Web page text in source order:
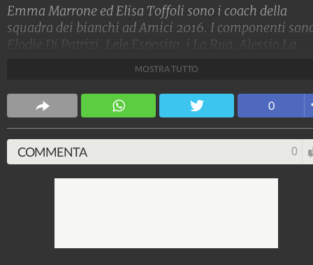
Emma Marrone ed Elisa Toffoli sono i coach della
squadra dei bianchi ad Amici 2016. I componenti
Elodie Di Patrizi, Lele Esposito, i La Rua, Alessio La
Spettacolo Fanpage
4.053.329.933 9.453 video 76.076 foto
MOSTRA TUTTO
0
COMMENTA 0